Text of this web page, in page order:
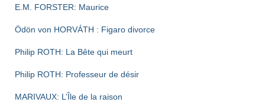
E.M. FORSTER: Maurice
Ödön von HORVÁTH : Figaro divorce
Philip ROTH: La Bête qui meurt
Philip ROTH: Professeur de désir
MARIVAUX: L’Île de la raison